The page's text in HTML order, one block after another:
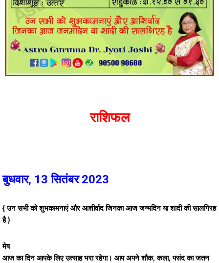
राशिफल
बुधवार, 13 सितंबर 2023
{ उन सभी को शुभकामनाएं और आशीर्वाद जिनका आज जन्मदिन या शादी की सालगिरह
है }
मेष
आज का दिन आपके लिए उत्साह भरा रहेगा। आप अपने शौक, कला, पसंद का जतन